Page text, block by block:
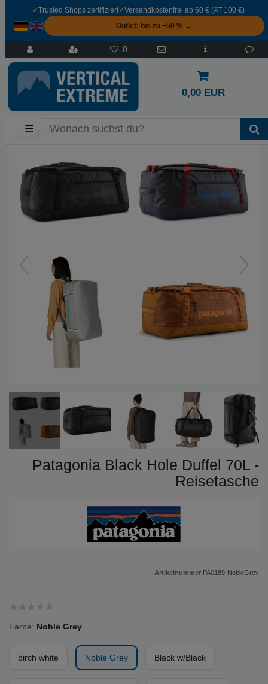
✓Trusted Shops zertifiziert✓Versandkostenfrei ab 60 € (AT 100 €)
Outlet: bis zu −50 % →
0
0,00 EUR
☰
Patagonia Black Hole Duffel 70L -
Reisetasche
Artikelnummer PA0189-NobleGrey
Farbe: Noble Grey
birch white Noble Grey Black w/Black